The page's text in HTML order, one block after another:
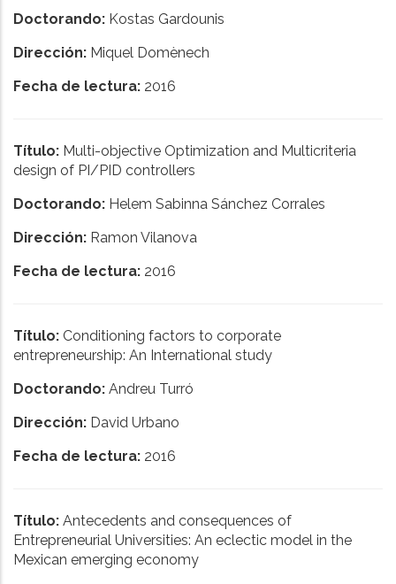
Doctorando: Kostas Gardounis
Dirección: Miquel Domènech
Fecha de lectura: 2016
Título: Multi-objective Optimization and Multicriteria
design of PI/PID controllers
Doctorando: Helem Sabinna Sánchez Corrales
Dirección: Ramon Vilanova
Fecha de lectura: 2016
Título: Conditioning factors to corporate
entrepreneurship: An International study
Doctorando: Andreu Turró
Dirección: David Urbano
Fecha de lectura: 2016
Título: Antecedents and consequences of
Entrepreneurial Universities: An eclectic model in the
Mexican emerging economy